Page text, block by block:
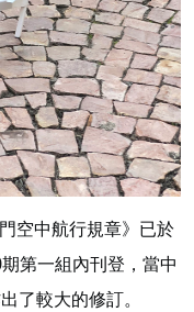
空中航行規章》已於
第一組內刊登，當中
了較大的修訂。